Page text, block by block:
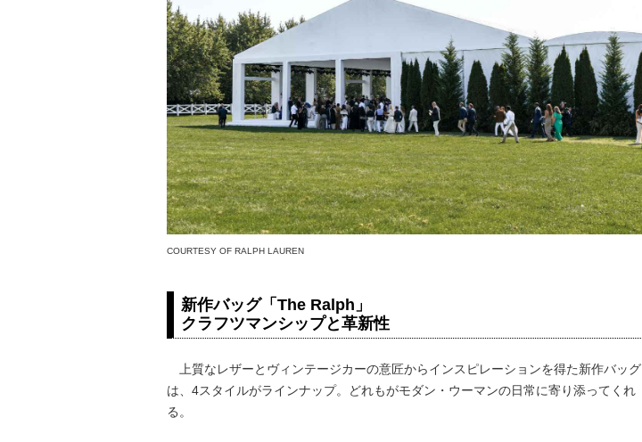
COURTESY OF RALPH LAUREN
新作バッグ「The Ralph」
クラフツマンシップと革新性
上質なレザーとヴィンテージカーの意匠からインスピレーションを得た新作バッグ
は、4スタイルがラインナップ。どれもがモダン・ウーマンの日常に寄り添ってくれ
る。